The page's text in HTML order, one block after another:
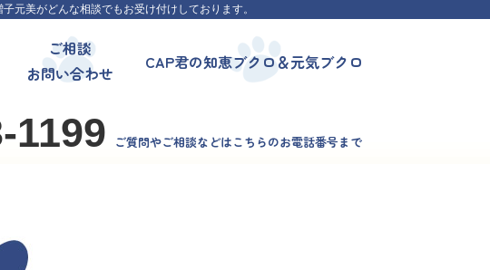
元美がどんな相談でもお受け付けしております。
ご相談
お問い合わせ
CAP君の知恵ブクロ＆元気ブクロ
1199 ご質問やご相談などはこちらのお電話番号まで